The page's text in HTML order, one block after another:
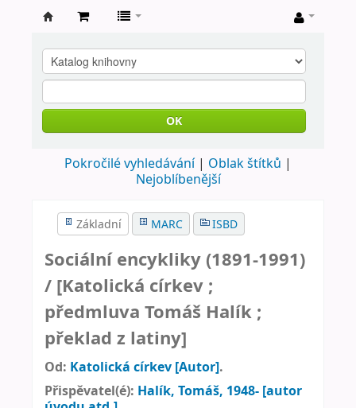
knihovna
Nové
Město
Metují
OK
Pokročilé vyhledávání
Oblak štítků
Nejoblíbenější
Základní MARC ISBD
Sociální encykliky (1891-1991)
/ [Katolická církev ;
předmluva Tomáš Halík ;
překlad z latiny]
Od: Katolická církev [Autor].
Přispěvatel(é): Halík, Tomáš, 1948- [autor